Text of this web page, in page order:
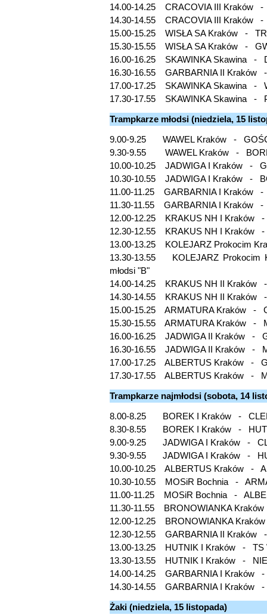
14.00-14.25 CRACOVIA III
14.30-14.55 CRACOVIA III
15.00-15.25 WISŁA SA Kraków
15.30-15.55 WISŁA SA Kraków -
16.00-16.25 SKAWINKA
16.30-16.55 GARBARNIA II
17.00-17.25 SKAWINKA
17.30-17.55 SKAWINKA Skawina -
Trampkarze młodsi (niedziela, 15
9.00-9.25 WAWEL Kraków -
9.30-9.55 WAWEL Kraków -
10.00-10.25 JADWIGA I Kraków -
10.30-10.55 JADWIGA I Kraków
11.00-11.25 GARBARNIA I
11.30-11.55 GARBARNIA I
12.00-12.25 KRAKUS NH I
12.30-12.55 KRAKUS NH I
13.00-13.25 KOLEJARZ Prokocim
13.30-13.55 KOLEJARZ
młodsi "B"
14.00-14.25 KRAKUS NH II
14.30-14.55 KRAKUS NH II
15.00-15.25 ARMATURA
15.30-15.55 ARMATURA Kraków
16.00-16.25 JADWIGA II Kraków
16.30-16.55 JADWIGA II Kraków
17.00-17.25 ALBERTUS Kraków
17.30-17.55 ALBERTUS Kraków
Trampkarze najmłodsi (sobota, 14
8.00-8.25 BOREK I Kraków -
8.30-8.55 BOREK I Kraków -
9.00-9.25 JADWIGA I Kraków -
9.30-9.55 JADWIGA I Kraków -
10.00-10.25 ALBERTUS Kraków
10.30-10.55 MOSiR Bochnia -
11.00-11.25 MOSiR Bochnia -
11.30-11.55 BRONOWIANKA
12.00-12.25 BRONOWIANKA
12.30-12.55 GARBARNIA II
13.00-13.25 HUTNIK I Kraków -
13.30-13.55 HUTNIK I Kraków -
14.00-14.25 GARBARNIA I
14.30-14.55 GARBARNIA I
Żaki (niedziela, 15 listopada)